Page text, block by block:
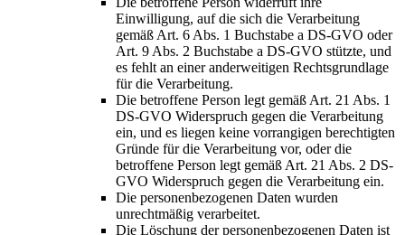
Einwilligung, auf die sich die Verarbeitung
gemäß Art. 6 Abs. 1 Buchstabe a DS-GVO oder
Art. 9 Abs. 2 Buchstabe a DS-GVO stützte, und
es fehlt an einer anderweitigen Rechtsgrundlage
für die Verarbeitung.
Die betroffene Person legt gemäß Art. 21 Abs. 1
DS-GVO Widerspruch gegen die Verarbeitung
ein, und es liegen keine vorrangigen berechtigten
Gründe für die Verarbeitung vor, oder die
betroffene Person legt gemäß Art. 21 Abs. 2 DS-
GVO Widerspruch gegen die Verarbeitung ein.
Die personenbezogenen Daten wurden
unrechtmäßig verarbeitet.
Die Löschung der personenbezogenen Daten ist